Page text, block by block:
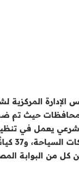
المركزية
من بينهم 35 كيانًا غير شرعي
بشكل
كل من البوابة